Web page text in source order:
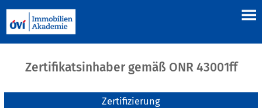
Zertifikatsinhaber gemäß ONR 43001ff
Zertifizierung